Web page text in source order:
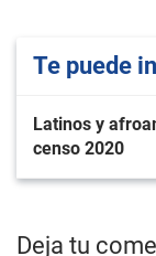
Te puede
Latinos y
censo 2020
Deja tu